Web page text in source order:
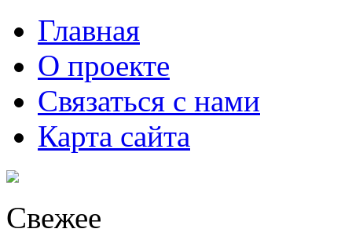
Главная
О проекте
Связаться с нами
Карта сайта
Свежее